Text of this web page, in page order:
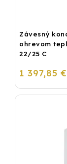
Závesný
ohrevom
22/25 C
1 397,85 €